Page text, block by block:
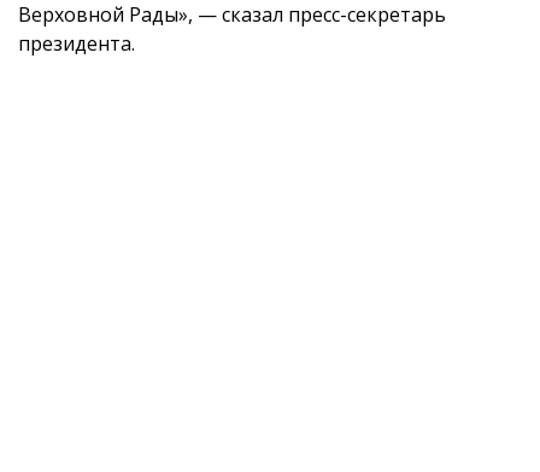
Верховной Рады», — сказал пресс-секретарь
президента.